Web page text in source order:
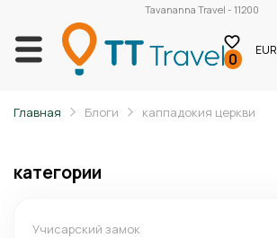
Tavananna Travel - 11200
0 EUR
Главная Блоги каппадокия церкви
категории
Учисарский замок